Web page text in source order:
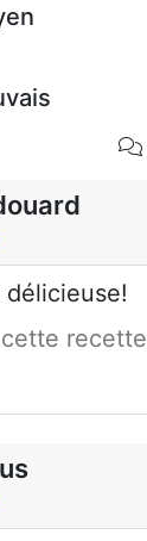
recette
appreciate